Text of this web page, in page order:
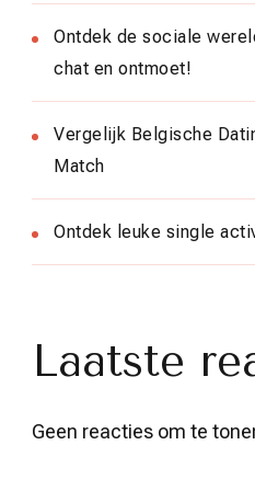
Ontdek de sociale
chat en ontmoet!
Vergelijk Belgische
Match
Ontdek leuke single
Laatste
Geen reacties om te